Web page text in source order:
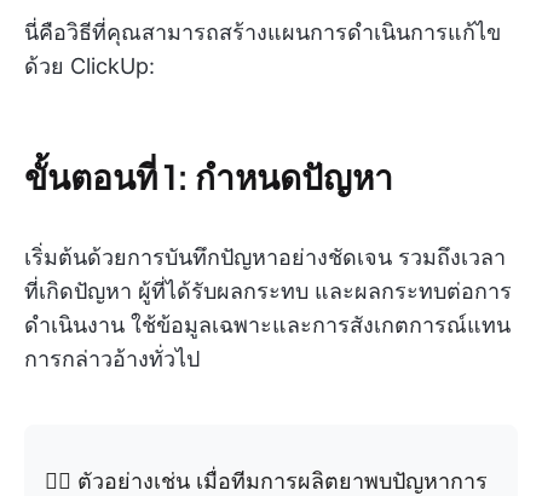
นี่คือวิธีที่คุณสามารถสร้างแผนการดำเนินการแก้ไข
ด้วย ClickUp:
ขั้นตอนที่ 1: กำหนดปัญหา
เริ่มต้นด้วยการบันทึกปัญหาอย่างชัดเจน รวมถึงเวลา
ที่เกิดปัญหา ผู้ที่ได้รับผลกระทบ และผลกระทบต่อการ
ดำเนินงาน ใช้ข้อมูลเฉพาะและการสังเกตการณ์แทน
การกล่าวอ้างทั่วไป
👉🏼 ตัวอย่างเช่น เมื่อทีมการผลิตยาพบปัญหาการ